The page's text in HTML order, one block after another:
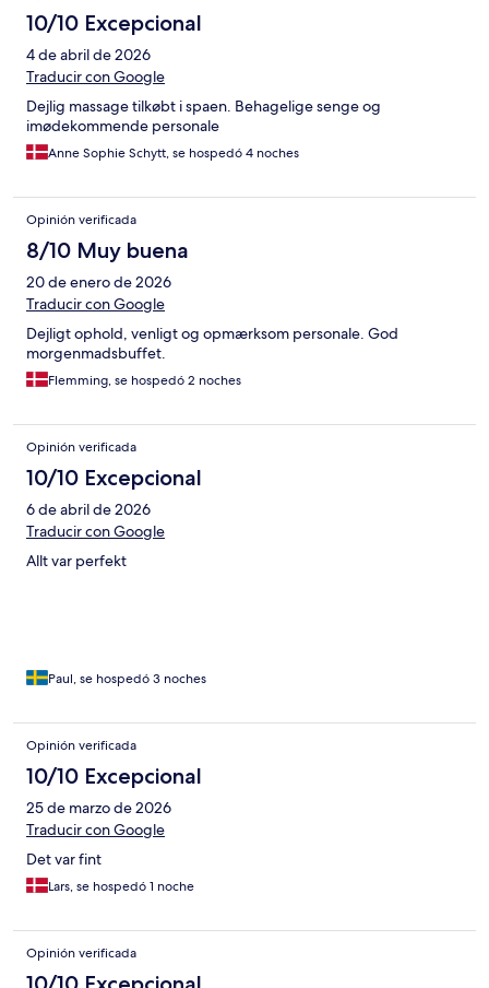
10/10 Excepcional
4 de abril de 2026
Traducir con Google
Dejlig massage tilkøbt i spaen. Behagelige senge og
imødekommende personale
Anne Sophie Schytt, se hospedó 4 noches
Opinión verificada
8/10 Muy buena
20 de enero de 2026
Traducir con Google
Dejligt ophold, venligt og opmærksom personale. God
morgenmadsbuffet.
Flemming, se hospedó 2 noches
Opinión verificada
10/10 Excepcional
6 de abril de 2026
Traducir con Google
Allt var perfekt
Paul, se hospedó 3 noches
Opinión verificada
10/10 Excepcional
25 de marzo de 2026
Traducir con Google
Det var fint
Lars, se hospedó 1 noche
Opinión verificada